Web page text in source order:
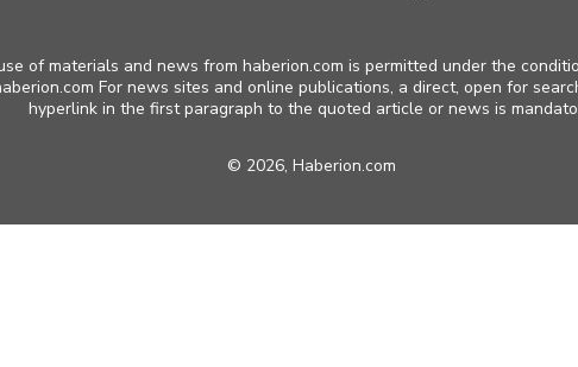
of materials and news from haberion.com is permitted under the
For news sites and online publications, a direct, open for
hyperlink in the first paragraph to the quoted article or news is
© 2026, Haberion.com